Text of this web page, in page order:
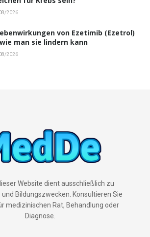
2026
von Ezetimib (Ezetrol)
man sie lindern kann
2026
Website dient ausschließlich zu
Bildungszwecken. Konsultieren Sie
medizinischen Rat, Behandlung oder
Diagnose.